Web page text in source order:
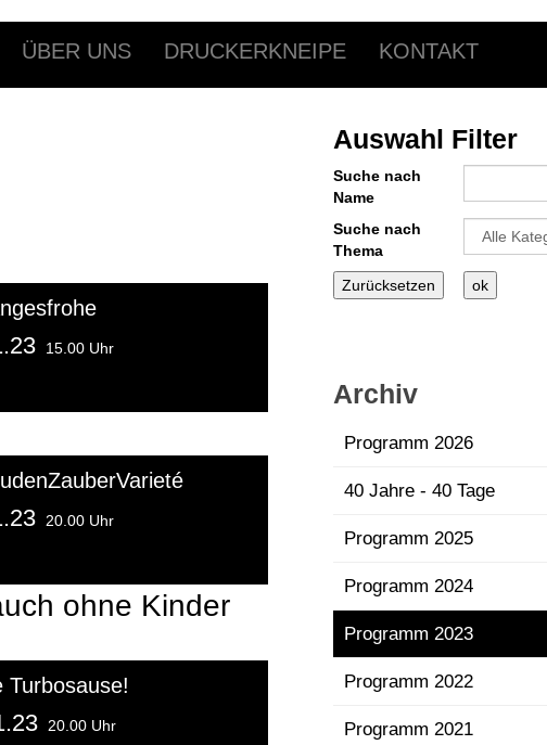
ÜBER UNS DRUCKERKNEIPE KONTAKT
15.00 Uhr
20.00 Uhr
ohne Kinder
Turbosause!
20.00 Uhr
Auswahl Filter
Suche nach
Name
Suche nach
Thema
Eine
Archiv
Programm 2026
40 Jahre - 40 Tage
Programm 2025
Programm 2024
Programm 2023
Programm 2022
Programm 2021